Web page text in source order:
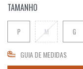
TAMANHO
P M G
GUIA DE MEDIDAS